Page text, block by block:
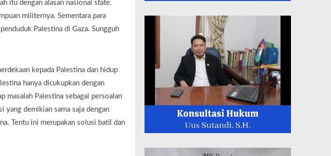
itu dengan alasan nasional state.
militernya. Sementara para
Palestina di Gaza. Sungguh
kepada Palestina dan hidup
hanya dicukupkan dengan
masalah Palestina sebagai persoalan
yang demikian sama saja dengan
Tentu ini merupakan solusi batil dan